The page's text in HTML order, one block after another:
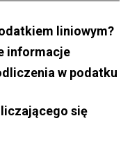
liniowym?
informacje
w podatku
się